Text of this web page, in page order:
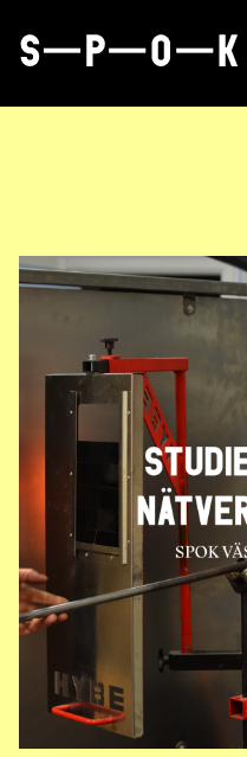
Samarbeten
Aktuellt i SPOK-nätverket
Sv/